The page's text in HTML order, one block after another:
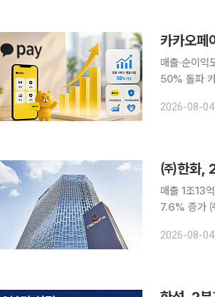
카카오
매출·순이
50% 돌파 카카오페이가 올해 2분기 역대 최대 실적을 기록했다. 카카오페이증권과 카카오페이손
는 올해 2분
2026-08-
㈜한화,
매출 1조13
7.6% 증가 ㈜한화가 올해 2분기 건설과 화학 부문 부진으로 매출과 영업이익이 모두 감소했다.
기 대비 매
2026-08-